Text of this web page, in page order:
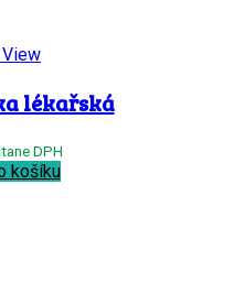
lékařská
DPH
košíku